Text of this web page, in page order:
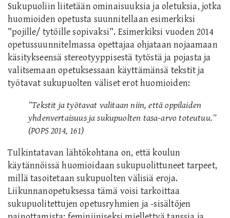
Sukupuoliin liitetään ominaisuuksia ja oletuksia, jotka
huomioiden opetusta suunnitellaan esimerkiksi
”pojille/ tytöille sopivaksi”. Esimerkiksi vuoden 2014
opetussuunnitelmassa opettajaa ohjataan nojaamaan
käsitykseensä stereotyyppisestä tytöstä ja pojasta ja
valitsemaan opetuksessaan käyttämänsä tekstit ja
työtavat sukupuolten väliset erot huomioiden:
”Tekstit ja työtavat valitaan niin, että oppilaiden
yhdenvertaisuus ja sukupuolten tasa-arvo toteutuu.”
(POPS 2014, 161)
Tulkintatavan lähtökohtana on, että koulun
käytännöissä huomioidaan sukupuolittuneet tarpeet,
millä tasoitetaan sukupuolten välisiä eroja.
Liikunnanopetuksessa tämä voisi tarkoittaa
sukupuolitettujen opetusryhmien ja -sisältöjen